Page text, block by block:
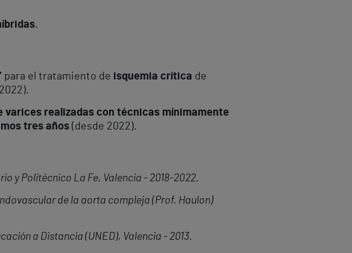
.
para el tratamiento de isquemia crítica de
varices realizadas con técnicas mínimamente
tres años (desde 2022).
y Politécnico La Fe, Valencia - 2018-2022.
de la aorta compleja (Prof. Haulon)
a Distancia (UNED), Valencia - 2013.